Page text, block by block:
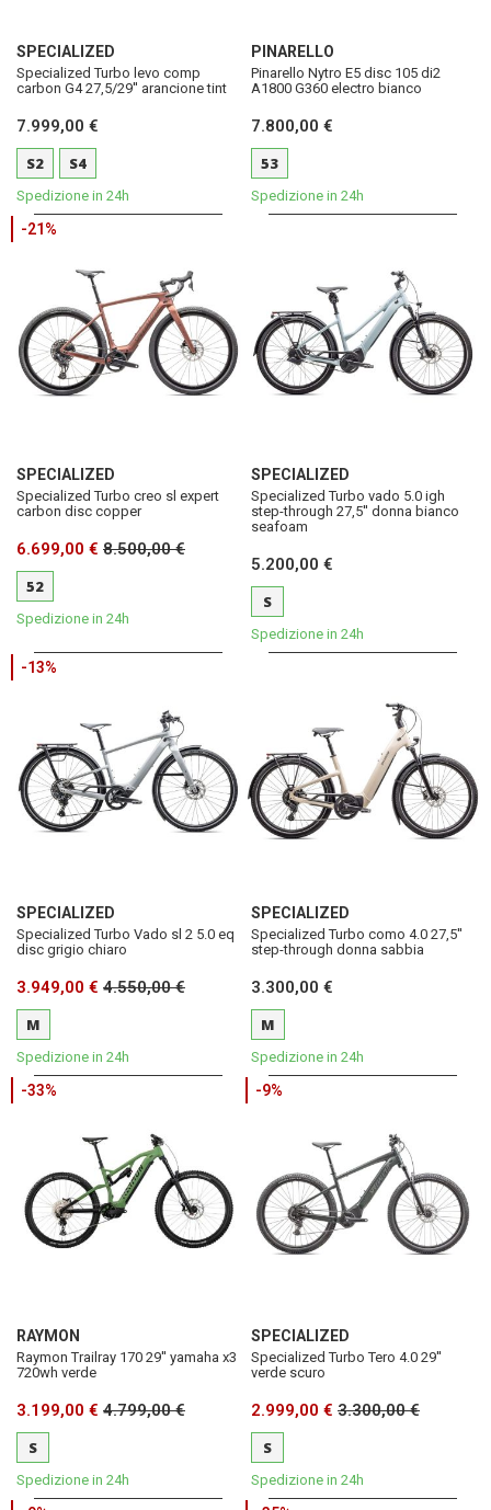
SPECIALIZED
Specialized Turbo levo comp
carbon G4 27,5/29'' arancione tint
7.999,00 €
S2
S4
Spedizione in 24h
PINARELLO
Pinarello Nytro E5 disc 105 di2
A1800 G360 electro bianco
7.800,00 €
53
Spedizione in 24h
-21%
SPECIALIZED
Specialized Turbo creo sl expert
carbon disc copper
6.699,00 € 8.500,00 €
52
Spedizione in 24h
SPECIALIZED
Specialized Turbo vado 5.0 igh
step-through 27,5'' donna bianco
seafoam
5.200,00 €
S
Spedizione in 24h
-13%
SPECIALIZED
Specialized Turbo Vado sl 2 5.0 eq
disc grigio chiaro
3.949,00 € 4.550,00 €
M
Spedizione in 24h
SPECIALIZED
Specialized Turbo como 4.0 27,5''
step-through donna sabbia
3.300,00 €
M
Spedizione in 24h
-33%
RAYMON
Raymon Trailray 170 29'' yamaha x3
720wh verde
3.199,00 € 4.799,00 €
S
Spedizione in 24h
-9%
SPECIALIZED
Specialized Turbo Tero 4.0 29''
verde scuro
2.999,00 € 3.300,00 €
S
Spedizione in 24h